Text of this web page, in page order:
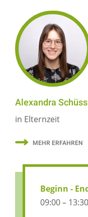
Alexandra
in Elternzeit
MEHR ERFAHREN
Beginn -
09:00 –